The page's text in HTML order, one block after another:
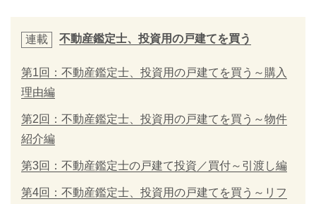
連載 不動産鑑定士、投資用の戸建てを買う
第1回：不動産鑑定士、投資用の戸建てを買う～購入
理由編
第2回：不動産鑑定士、投資用の戸建てを買う～物件
紹介編
第3回：不動産鑑定士の戸建て投資／買付～引渡し編
第4回：不動産鑑定士、投資用の戸建てを買う～リフ